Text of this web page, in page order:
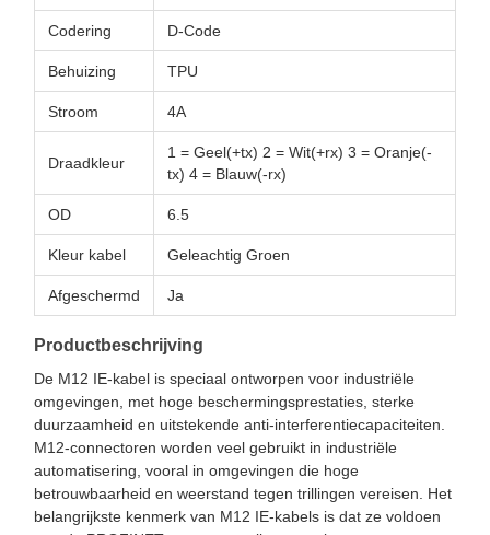
Codering D-Code
Behuizing TPU
Stroom 4A
Draadkleur
1 = Geel(+tx) 2 = Wit(+rx) 3 = Oranje(-
tx) 4 = Blauw(-rx)
OD 6.5
Kleur kabel Geleachtig Groen
Afgeschermd Ja
Productbeschrijving
De M12 IE-kabel is speciaal ontworpen voor industriële
omgevingen, met hoge beschermingsprestaties, sterke
duurzaamheid en uitstekende anti-interferentiecapaciteiten.
M12-connectoren worden veel gebruikt in industriële
automatisering, vooral in omgevingen die hoge
betrouwbaarheid en weerstand tegen trillingen vereisen. Het
belangrijkste kenmerk van M12 IE-kabels is dat ze voldoen